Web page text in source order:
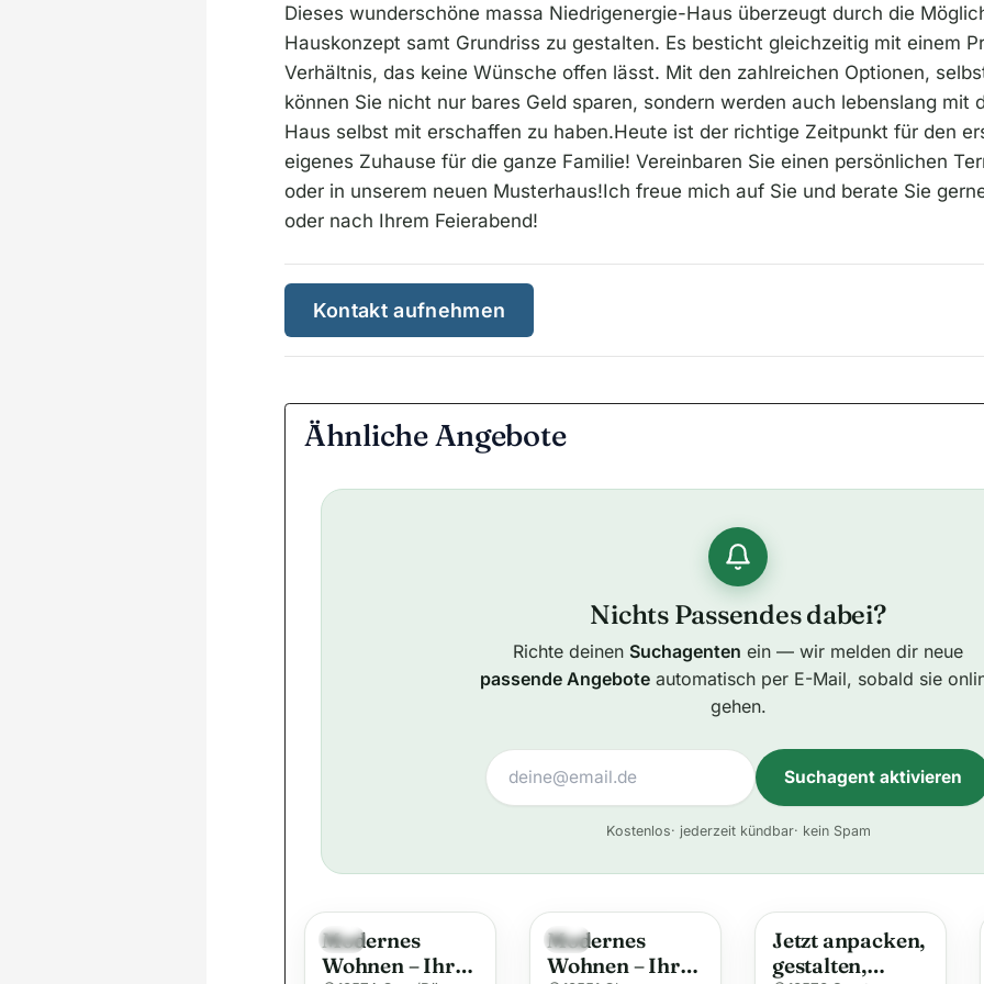
Dieses wunderschöne massa Niedrigenergie-Haus überzeugt durch die
Hauskonzept samt Grundriss zu gestalten. Es besticht gleichzeitig mit einem
Verhältnis, das keine Wünsche offen lässt. Mit den zahlreichen Optionen,
können Sie nicht nur bares Geld sparen, sondern werden auch lebenslang mit
Haus selbst mit erschaffen zu haben.Heute ist der richtige Zeitpunkt für den
eigenes Zuhause für die ganze Familie! Vereinbaren Sie einen persönlichen
oder in unserem neuen Musterhaus!Ich freue mich auf Sie und berate Sie
oder nach Ihrem Feierabend!
Kontakt aufnehmen
Ähnliche Angebote
Nichts Passendes dabei?
Richte deinen Suchagenten ein — wir melden dir neue
passende Angeboteautomatisch per E-Mail, sobald sie
gehen.
Suchagent aktivieren
t
Kostenlos· jederzeit kündbar· kein Spam
Neu
Modernes
Wohnen – Ihr
Neu
Modernes
Wohnen – Ihr
Jetzt anpacken,
gestalten,